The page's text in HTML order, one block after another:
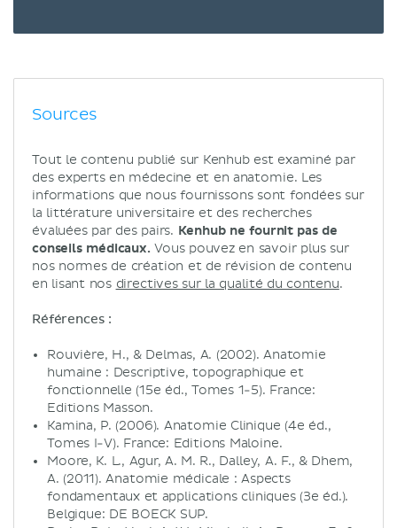
Sources
Tout le contenu publié sur Kenhub est examiné par
des experts en médecine et en anatomie. Les
informations que nous fournissons sont fondées sur
la littérature universitaire et des recherches
évaluées par des pairs. Kenhub ne fournit pas de
conseils médicaux. Vous pouvez en savoir plus sur
nos normes de création et de révision de contenu
en lisant nos directives sur la qualité du contenu.
Références :
Rouvière, H., & Delmas, A. (2002). Anatomie
humaine : Descriptive, topographique et
fonctionnelle (15e éd., Tomes 1-5). France:
Editions Masson.
Kamina, P. (2006). Anatomie Clinique (4e éd.,
Tomes I-V). France: Editions Maloine.
Moore, K. L., Agur, A. M. R., Dalley, A. F., & Dhem,
A. (2011). Anatomie médicale : Aspects
fondamentaux et applications cliniques (3e éd.).
Belgique: DE BOECK SUP.